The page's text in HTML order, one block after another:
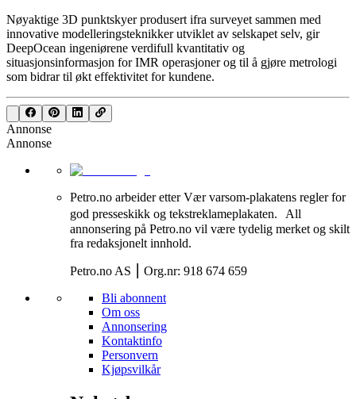
Nøyaktige 3D punktskyer produsert ifra surveyet sammen med
innovative modelleringsteknikker utviklet av selskapet selv, gir
DeepOcean ingeniørene verdifull kvantitativ og
situasjonsinformasjon for IMR operasjoner og til å gjøre metrologi
som bidrar til økt effektivitet for kundene.
Annonse
Annonse
Petro.no arbeider etter Vær varsom-plakatens regler for
god presseskikk og tekstreklameplakaten. All
annonsering på Petro.no vil være tydelig merket og skilt
fra redaksjonelt innhold.
Petro.no AS ⎮ Org.nr: 918 674 659
Bli abonnent
Om oss
Annonsering
Kontaktinfo
Personvern
Kjøpsvilkår